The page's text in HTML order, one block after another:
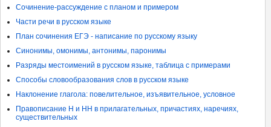
Сочинение-рассуждение с планом и примером
Части речи в русском языке
План сочинения ЕГЭ - написание по русскому языку
Синонимы, омонимы, антонимы, паронимы
Разряды местоимений в русском языке, таблица с примерами
Способы словообразования слов в русском языке
Наклонение глагола: повелительное, изъявительное, условное
Правописание Н и НН в прилагательных, причастиях, наречиях,
существительных